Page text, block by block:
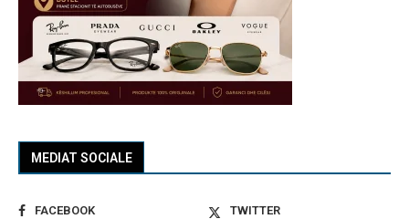
MEDIAT SOCIALE
FACEBOOK
TWITTER